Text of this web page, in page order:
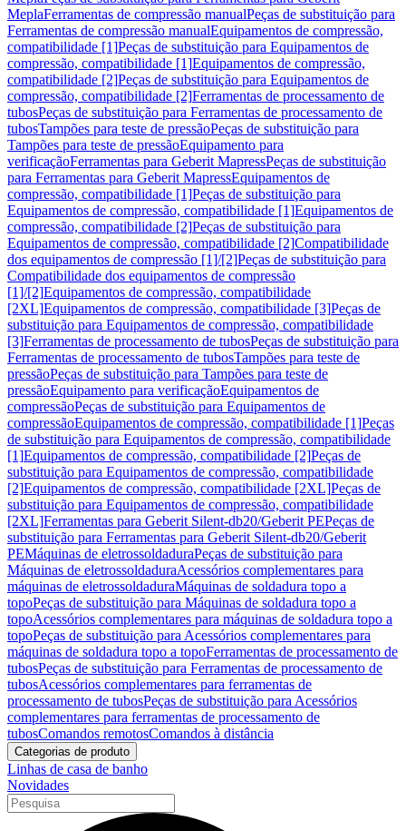
MeplaFerramentas de compressão manualPeças de substituição para
Ferramentas de compressão manualEquipamentos de compressão,
compatibilidade [1]Peças de substituição para Equipamentos de
compressão, compatibilidade [1]Equipamentos de compressão,
compatibilidade [2]Peças de substituição para Equipamentos de
compressão, compatibilidade [2]Ferramentas de processamento de
tubosPeças de substituição para Ferramentas de processamento de
tubosTampões para teste de pressãoPeças de substituição para
Tampões para teste de pressãoEquipamento para
verificaçãoFerramentas para Geberit MapressPeças de substituição
para Ferramentas para Geberit MapressEquipamentos de
compressão, compatibilidade [1]Peças de substituição para
Equipamentos de compressão, compatibilidade [1]Equipamentos de
compressão, compatibilidade [2]Peças de substituição para
Equipamentos de compressão, compatibilidade [2]Compatibilidade
dos equipamentos de compressão [1]/[2]Peças de substituição para
Compatibilidade dos equipamentos de compressão
[1]/[2]Equipamentos de compressão, compatibilidade
[2XL]Equipamentos de compressão, compatibilidade [3]Peças de
substituição para Equipamentos de compressão, compatibilidade
[3]Ferramentas de processamento de tubosPeças de substituição para
Ferramentas de processamento de tubosTampões para teste de
pressãoPeças de substituição para Tampões para teste de
pressãoEquipamento para verificaçãoEquipamentos de
compressãoPeças de substituição para Equipamentos de
compressãoEquipamentos de compressão, compatibilidade [1]Peças
de substituição para Equipamentos de compressão, compatibilidade
[1]Equipamentos de compressão, compatibilidade [2]Peças de
substituição para Equipamentos de compressão, compatibilidade
[2]Equipamentos de compressão, compatibilidade [2XL]Peças de
substituição para Equipamentos de compressão, compatibilidade
[2XL]Ferramentas para Geberit Silent-db20/Geberit PEPeças de
substituição para Ferramentas para Geberit Silent-db20/Geberit
PEMáquinas de eletrossoldaduraPeças de substituição para
Máquinas de eletrossoldaduraAcessórios complementares para
máquinas de eletrossoldaduraMáquinas de soldadura topo a
topoPeças de substituição para Máquinas de soldadura topo a
topoAcessórios complementares para máquinas de soldadura topo a
topoPeças de substituição para Acessórios complementares para
máquinas de soldadura topo a topoFerramentas de processamento de
tubosPeças de substituição para Ferramentas de processamento de
tubosAcessórios complementares para ferramentas de
processamento de tubosPeças de substituição para Acessórios
complementares para ferramentas de processamento de
tubosComandos remotosComandos à distância
Categorias de produto
Linhas de casa de banho
Novidades